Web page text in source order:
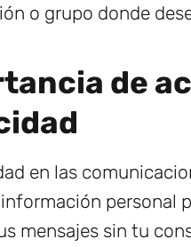
o grupo donde
de
en las
personal
mensajes sin tu